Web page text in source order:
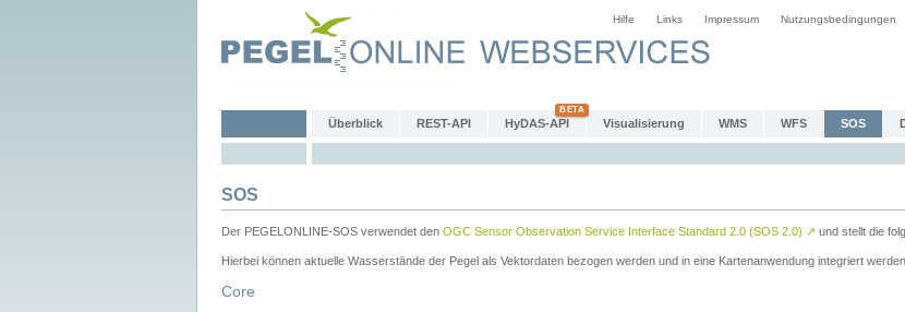
Hilfe Links Impressum Nutzungsbedingungen
Überblick REST-API HyDAS-API Visualisierung WMS WFS SOS
SOS
Der PEGELONLINE-SOS verwendet den OGC Sensor Observation Service Interface Standard 2.0 (SOS 2.0) ↗ und stellt die
Hierbei können aktuelle Wasserstände der Pegel als Vektordaten bezogen werden und in eine Kartenanwendung integriert
Core